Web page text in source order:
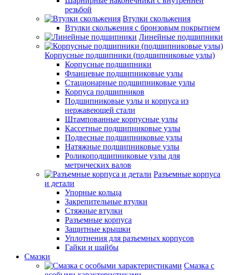
резьбой
Втулки скольжения
Втулки скольжения с бронзовым покрытием
Линейные подшипники
Корпусные подшипники (подшипниковые узлы)
Корпусные подшипники
Фланцевые подшипниковые узлы
Стационарные подшипниковые узлы
Корпуса подшипников
Подшипниковые узлы и корпуса из
нержавеющей стали
Штампованные корпусные узлы
Кассетные подшипниковые узлы
Подвесные подшипниковые узлы
Натяжные подшипниковые узлы
Роликоподшипниковые узлы для
метрических валов
Разъемные корпуса
и детали
Упорные кольца
Закрепительные втулки
Стяжные втулки
Разъемные корпуса
Защитные крышки
Уплотнения для разъемных корпусов
Гайки и шайбы
Смазки
Смазка с